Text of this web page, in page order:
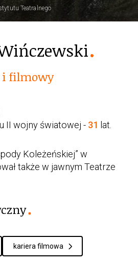
i filmowy
II wojny światowej - 31 lat.
Koleżeńskiej” w
także w jawnym Teatrze
kariera filmowa
Teatralnego